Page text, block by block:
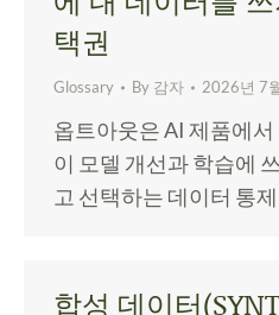
택권
Glossary By 감자 2026년 7
옵트아웃은 AI 제품에
이 모델 개선과 학습에
고 선택하는 데이터 통
합성 데이터